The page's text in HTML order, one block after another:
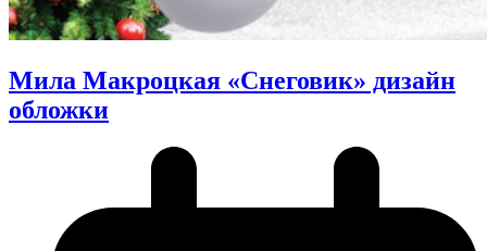
Мила Макроцкая «Снеговик» дизайн
обложки